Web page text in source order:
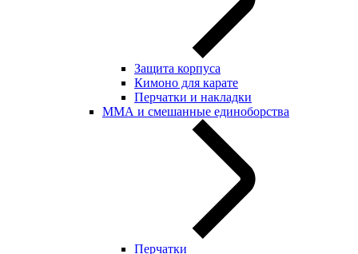
Защита корпуса
Кимоно для карате
Перчатки и накладки
ММА и смешанные единоборства
Перчатки